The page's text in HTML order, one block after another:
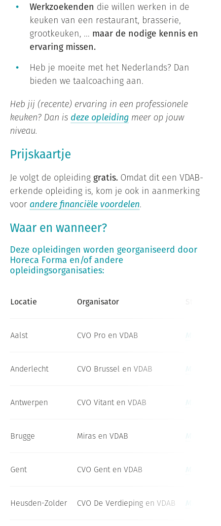
Werkzoekenden die willen werken in de
keuken van een restaurant, brasserie,
grootkeuken, ... maar de nodige kennis en
ervaring missen.
Heb je moeite met het Nederlands? Dan
bieden we taalcoaching aan.
Heb jij (recente) ervaring in een professionele
keuken? Dan is deze opleiding meer op jouw
niveau.
Prijskaartje
Je volgt de opleiding gratis. Omdat dit een VDAB-
erkende opleiding is, kom je ook in aanmerking
voor andere financiële voordelen.
Waar en wanneer?
Deze opleidingen worden georganiseerd door
Horeca Forma en/of andere
opleidingsorganisaties:
Locatie Organisator
Aalst CVO Pro en VDAB Meld je
Anderlecht CVO Brussel en VDAB Meld je
Antwerpen CVO Vitant en VDAB Meld je
Brugge Miras en VDAB Meld je
Gent CVO Gent en VDAB Meld je
Heusden-Zolder CVO De Verdieping en VDAB Meld je